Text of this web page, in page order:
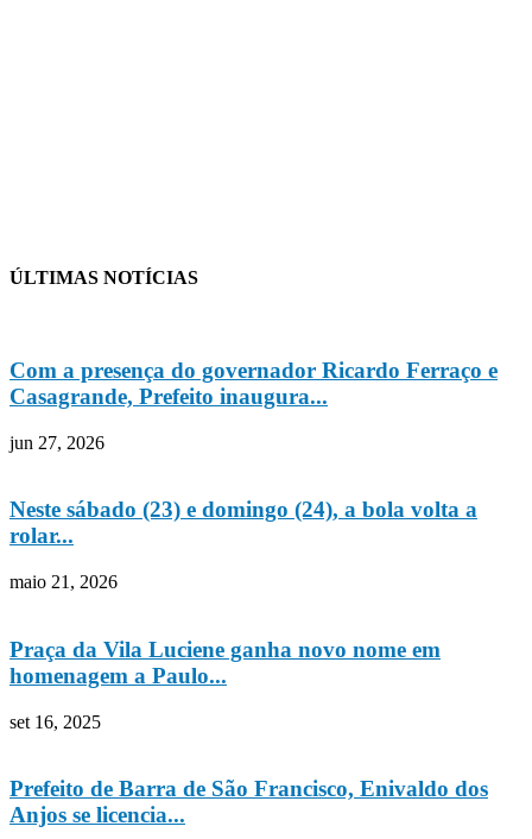
ÚLTIMAS NOTÍCIAS
Com a presença do governador Ricardo Ferraço e
Casagrande, Prefeito inaugura...
jun 27, 2026
Neste sábado (23) e domingo (24), a bola volta a
rolar...
maio 21, 2026
Praça da Vila Luciene ganha novo nome em
homenagem a Paulo...
set 16, 2025
Prefeito de Barra de São Francisco, Enivaldo dos
Anjos se licencia...